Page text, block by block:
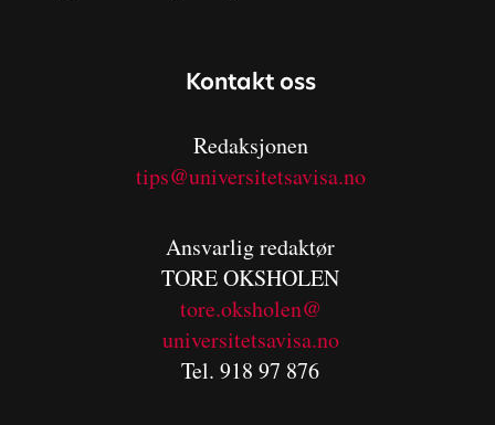
Kontakt oss
Redaksjonen
tips@universitetsavisa.no
Ansvarlig redaktør
TORE OKSHOLEN
tore.oksholen@
universitetsavisa.no
Tel. 918 97 876